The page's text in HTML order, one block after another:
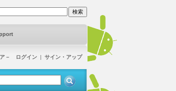
－ ログイン | サイン・アップ